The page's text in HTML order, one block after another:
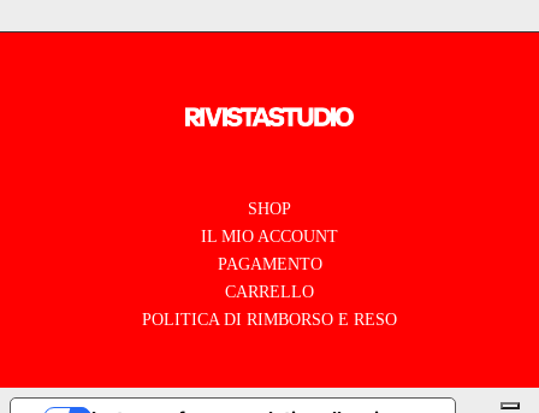
SHOP
IL MIO ACCOUNT
PAGAMENTO
CARRELLO
POLITICA DI RIMBORSO E RESO